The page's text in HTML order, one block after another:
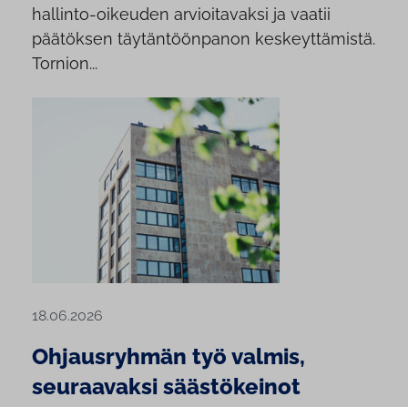
hallinto-oikeuden arvioitavaksi ja vaatii
päätöksen täytäntöönpanon keskeyttämistä.
Tornion...
18.06.2026
Ohjausryhmän työ valmis,
seuraavaksi säästökeinot